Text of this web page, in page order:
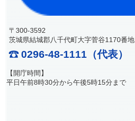
〒300-3592
茨城県結城郡八千代町大字菅谷1170番地
0296-48-1111（代表）
【開庁時間】
平日午前8時30分から午後5時15分まで